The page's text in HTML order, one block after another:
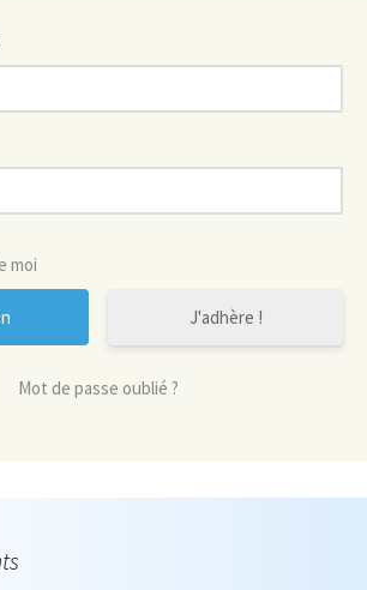
moi
J'adhère !
Mot de passe oublié ?